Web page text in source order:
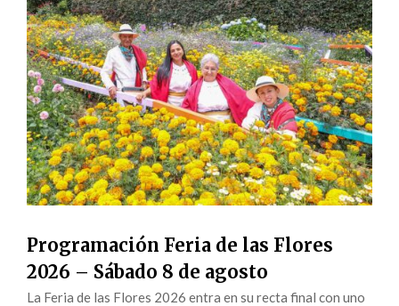
Programación Feria de las Flores
2026 – Sábado 8 de agosto
La Feria de las Flores 2026 entra en su recta final con uno